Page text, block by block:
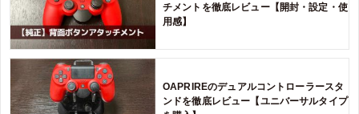
チメントを徹底レビュー【開封・設定・使
用感】
OAPRIREのデュアルコントローラースタ
ンドを徹底レビュー【ユニバーサルタイプ